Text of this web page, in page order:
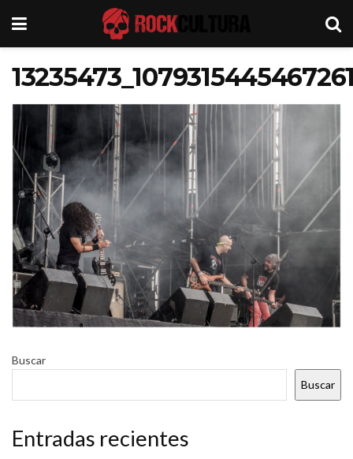
Buscar
Buscar
Entradas recientes